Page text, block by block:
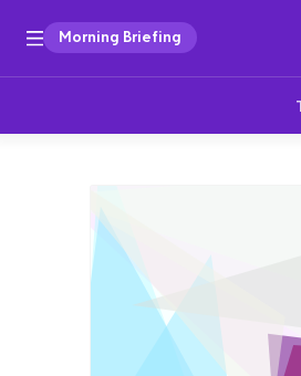
Morning Briefing